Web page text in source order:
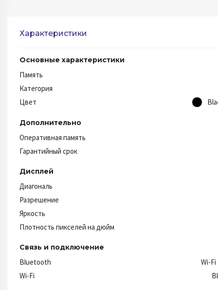
Характеристики
Основные характеристики
Память
Категория
Цвет
Дополнительно
Оперативная память
Гарантийный срок
Дисплей
Диагональ
Разрешение
Яркость
Плотность пикселей на дюйм
Связь и подключение
Bluetooth
Wi-Fi
Wi-Fi